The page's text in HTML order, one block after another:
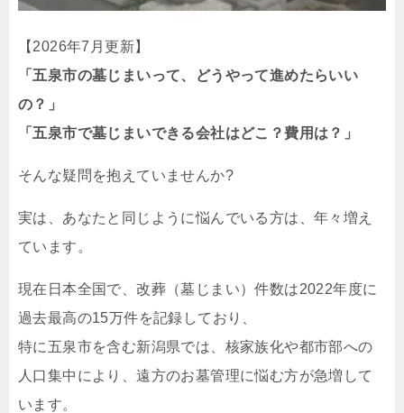
【2026年7月更新】
「五泉市の墓じまいって、どうやって進めたらいい
の？」
「五泉市で墓じまいできる会社はどこ？費用は？」
そんな疑問を抱えていませんか?
実は、あなたと同じように悩んでいる方は、年々増え
ています。
現在日本全国で、改葬（墓じまい）件数は2022年度に
過去最高の15万件を記録しており、
特に五泉市を含む新潟県では、核家族化や都市部への
人口集中により、遠方のお墓管理に悩む方が急増して
います。